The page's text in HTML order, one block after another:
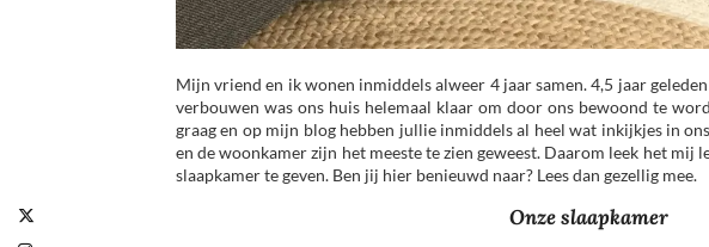
Mijn vriend en ik wonen inmiddels alweer 4 jaar samen. 4,5 jaar
verbouwen was ons huis helemaal klaar om door ons bewoond te
graag en op mijn blog hebben jullie inmiddels al heel wat inkijkjes in
en de woonkamer zijn het meeste te zien geweest. Daarom leek het mij
slaapkamer te geven. Ben jij hier benieuwd naar? Lees dan gezellig mee.
Onze slaapkamer